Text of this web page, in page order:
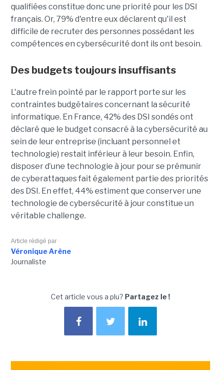
qualifiéesconstitue donc une priorité pour les DSI
français. Or, 79% d'entre eux déclarent qu'il est
difficile de recruter des personnes possédant les
compétences en cybersécurité dont ils ont besoin.
Des budgets toujours insuffisants
L'autre frein pointé par le rapport porte sur les
contraintes budgétaires concernant la sécurité
informatique. En France, 42% des DSI sondés ont
déclaré que le budget consacré à la cybersécurité au
sein de leur entreprise (incluant personnel et
technologie) restait inférieur à leur besoin. Enfin,
disposer d’une technologie à jour pour se prémunir
de cyberattaques fait également partie des priorités
des DSI. En effet, 44% estiment que conserver une
technologie de cybersécurité à jour constitue un
véritable challenge.
Article rédigé par
Véronique Arène
Journaliste
Cet article vous a plu? Partagez le !